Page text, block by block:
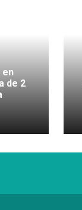
en
de 2